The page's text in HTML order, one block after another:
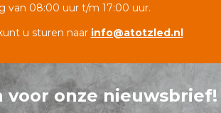
van 08:00 uur t/m 17:00 uur.
u sturen naar info@atotzled.nl
voor onze nieuwsbrief!